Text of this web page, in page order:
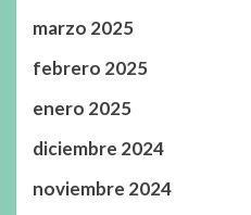
marzo 2025
febrero 2025
enero 2025
diciembre 2024
noviembre 2024